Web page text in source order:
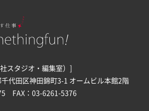
スタジオ・編集室）]
代田区神田錦町3-1 オームビル本館2階
FAX：03-6261-5376